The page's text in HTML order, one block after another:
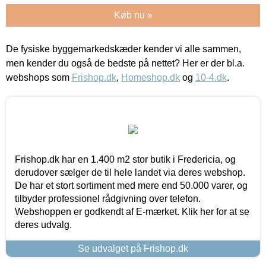
Køb nu »
De fysiske byggemarkedskæder kender vi alle sammen,
men kender du også de bedste på nettet? Her er der bl.a.
webshops som Frishop.dk, Homeshop.dk og 10-4.dk.
Frishop.dk har en 1.400 m2 stor butik i Fredericia, og
derudover sælger de til hele landet via deres webshop.
De har et stort sortiment med mere end 50.000 varer, og
tilbyder professionel rådgivning over telefon.
Webshoppen er godkendt af E-mærket. Klik her for at se
deres udvalg.
Se udvalget på Frishop.dk